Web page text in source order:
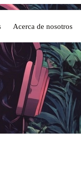
Acerca de nosotros